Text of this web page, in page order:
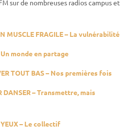
sur de nombreuses radios campus et
MUSCLE FRAGILE – La vulnérabilité
Un monde en partage
TOUT BAS – Nos premières fois
DANSER –Transmettre, mais
– Le collectif